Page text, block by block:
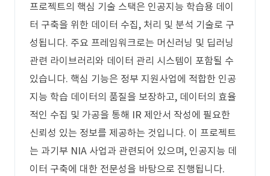
프로젝트의 핵심 기술 스택은 인공지능 학습용 데이
터 구축을 위한 데이터 수집, 처리 및 분석 기술로 구
성됩니다. 주요 프레임워크로는 머신러닝 및 딥러닝
관련 라이브러리와 데이터 관리 시스템이 포함될 수
있습니다. 핵심 기능은 정부 지원사업에 적합한 인공
지능 학습 데이터의 품질을 보장하고, 데이터의 효율
적인 수집 및 가공을 통해 IR 제안서 작성에 필요한
신뢰성 있는 정보를 제공하는 것입니다. 이 프로젝트
는 과기부 NIA 사업과 관련되어 있으며, 인공지능 데
이터 구축에 대한 전문성을 바탕으로 진행됩니다.